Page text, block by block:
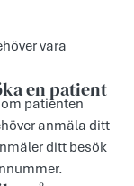
vara
en patient
patienten
anmäla ditt
ditt besök